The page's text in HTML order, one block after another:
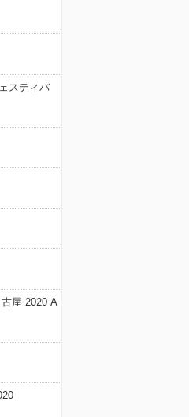
スティバ
屋 2020 A